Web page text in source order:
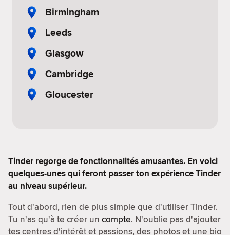
Birmingham
Leeds
Glasgow
Cambridge
Gloucester
Tinder regorge de fonctionnalités amusantes. En voici
quelques-unes qui feront passer ton expérience Tinder
au niveau supérieur.
Tout d'abord, rien de plus simple que d'utiliser Tinder.
Tu n'as qu'à te créer un compte. N'oublie pas d'ajouter
tes centres d'intérêt et passions, des photos et une bio